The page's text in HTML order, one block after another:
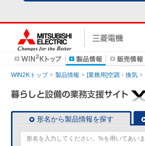
WIN2Kトップ 製品情報 [業務用]空調・換気
形名から製品情報を探す